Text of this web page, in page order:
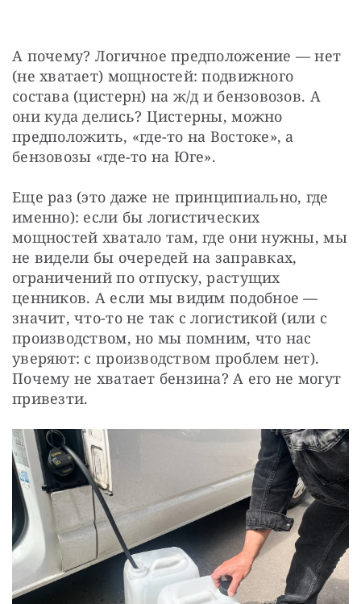
А почему? Логичное предположение — нет
(не хватает) мощностей: подвижного
состава (цистерн) на ж/д и бензовозов. А
они куда делись? Цистерны, можно
предположить, «где-то на Востоке», а
бензовозы «где-то на Юге».
Еще раз (это даже не принципиально, где
именно): если бы логистических
мощностей хватало там, где они нужны, мы
не видели бы очередей на заправках,
ограничений по отпуску, растущих
ценников. А если мы видим подобное —
значит, что-то не так с логистикой (или с
производством, но мы помним, что нас
уверяют: с производством проблем нет).
Почему не хватает бензина? А его не могут
привезти.